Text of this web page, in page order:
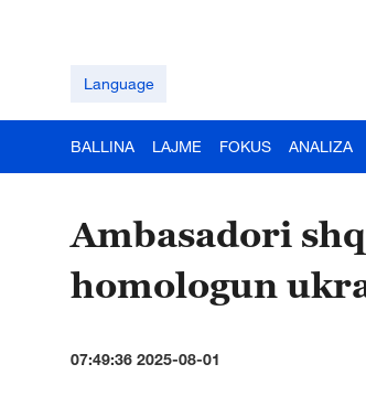
Language
BALLINA LAJME FOKUS ANALIZA
Ambasadori
homologun
07:49:36 2025-08-01